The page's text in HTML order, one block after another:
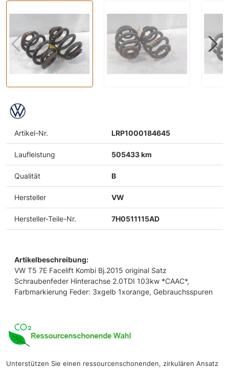
Artikel-Nr. LRP1000184645
Laufleistung 505433 km
Qualität B
Hersteller VW
Hersteller-Teile-Nr. 7H0511115AD
Artikelbeschreibung:
VW T5 7E Facelift Kombi Bj.2015 original Satz
Schraubenfeder Hinterachse 2.0TDI 103kw *CAAC*,
Farbmarkierung Feder: 3xgelb 1xorange, Gebrauchsspuren
Unterstützen Sie einen ressourcenschonenden, zirkulären Ansatz